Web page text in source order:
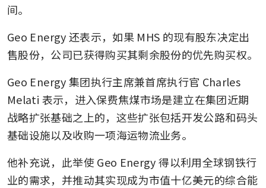
间。
Geo Energy 还表示，如果 MHS 的现有股东决定出
售股份，公司已获得购买其剩余股份的优先购买权。
Geo Energy 集团执行主席兼首席执行官 Charles
Melati 表示，进入保费焦煤市场是建立在集团近期
战略扩张基础之上的，这些扩张包括开发公路和码头
基础设施以及收购一项海运物流业务。
他补充说，此举使 Geo Energy 得以利用全球钢铁行
业的需求，并推动其实现成为市值十亿美元的综合能